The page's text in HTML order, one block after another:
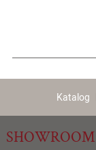
Katalog
SHOWROOM